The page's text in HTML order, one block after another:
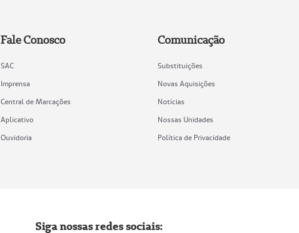
Fale Conosco
SAC
Imprensa
Central de Marcações
Aplicativo
Ouvidoria
Comunicação
Substituições
Novas Aquisições
Notícias
Nossas Unidades
Política de Privacidade
Siga nossas redes sociais: